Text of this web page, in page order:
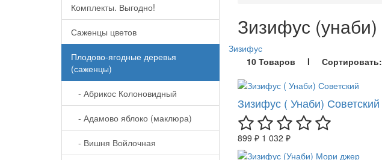
Комплекты. Выгодно!
Саженцы цветов
Плодово-ягодные деревья
(саженцы)
- Абрикос Колоновидный
- Адамово яблоко (маклюра)
- Вишня Войлочная
Зизифус (унаби)
Зизифус
10 Товаров I Сортировать:
Зизифус ( Унаби) Советский
899 ₽ 1 032 ₽